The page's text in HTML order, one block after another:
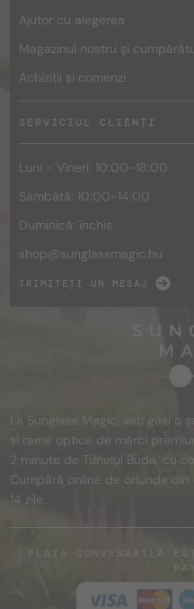
Ajutor cu alegerea
Magazinul nostru și
Achiziții și comenzi
SERVICIUL CLIENȚI
Luni - Vineri: 10:00-18:00
Sâmbătă: 10:00-14:00
Duminică: închis
shop@sunglassmagic.hu
TRIMITEȚI UN MESAJ
La Sunglass Magic, veți găsi o
și rame optice de mărci
2 minute de Tunelul Buda, cu
Cumpără online de oriunde
14 zile.
PLATA CONVENABILĂ